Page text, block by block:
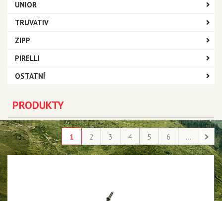
UNIOR
TRUVATIV
ZIPP
PIRELLI
OSTATNÍ
PRODUKTY
1 2 3 4 5 6 ...